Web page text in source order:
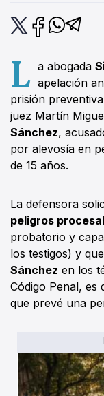
L a abogada
apelación
prisión
juez Martín
Sánchez,
por alevosía en
de 15 años.
La defensora
peligros
probatorio y
los testigos) y
Sánchez en los
Código Penal, es
que prevé una